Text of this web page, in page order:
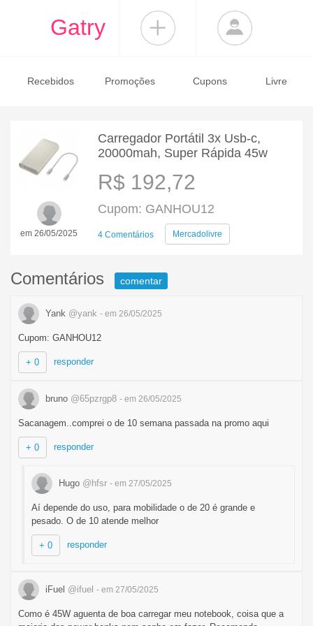
Gatry
Recebidos Promoções Cupons Livre
em 26/05/2025
Carregador Portátil 3x Usb-c,
20000mah, Super Rápida 45w
R$ 192,72
Cupom: GANHOU12
4 Comentários Mercadolivre
Comentários comentar
Yank @yank - em 26/05/2025
Cupom: GANHOU12
+ 0 responder
bruno @65pzrgp8 - em 26/05/2025
Sacanagem..comprei o de 10 semana passada na promo aqui
+ 0 responder
Hugo @hfsr - em 27/05/2025
Aí depende do uso, para mobilidade o de 20 é grande e
pesado. O de 10 atende melhor
+ 0 responder
iFuel @ifuel - em 27/05/2025
Como é 45W aguenta de boa carregar meu notebook, coisa que a